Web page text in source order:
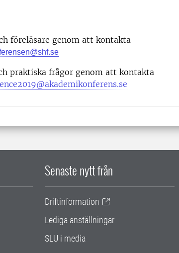
föreläsare genom att kontakta
praktiska frågor genom att kontakta
Senaste nytt från
Driftinformation
Lediga anställningar
SLU i media